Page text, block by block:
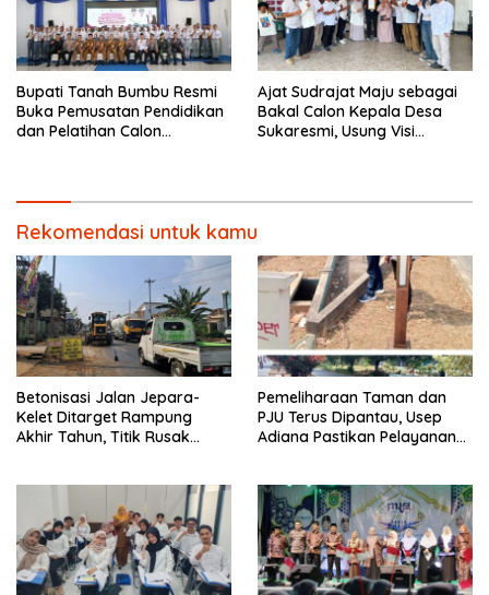
Bupati Tanah Bumbu Resmi
Buka Pemusatan Pendidikan
dan Pelatihan Calon
Ajat Sudrajat Maju sebagai
Bakal Calon Kepala Desa
Sukaresmi, Usung Visi
Rekomendasi untuk kamu
Betonisasi Jalan Jepara-
Kelet Ditarget Rampung
Akhir Tahun, Titik Rusak
Pemeliharaan Taman dan
PJU Terus Dipantau, Usep
Adiana Pastikan Pelayanan